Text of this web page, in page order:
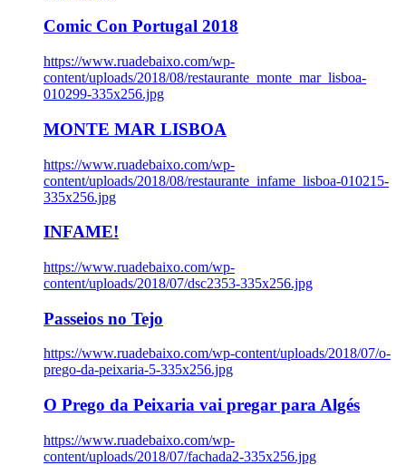
Comic Con Portugal 2018
https://www.ruadebaixo.com/wp-
content/uploads/2018/08/restaurante_monte_mar_lisboa-
010299-335x256.jpg
MONTE MAR LISBOA
https://www.ruadebaixo.com/wp-
content/uploads/2018/08/restaurante_infame_lisboa-010215-
335x256.jpg
INFAME!
https://www.ruadebaixo.com/wp-
content/uploads/2018/07/dsc2353-335x256.jpg
Passeios no Tejo
https://www.ruadebaixo.com/wp-content/uploads/2018/07/o-
prego-da-peixaria-5-335x256.jpg
O Prego da Peixaria vai pregar para Algés
https://www.ruadebaixo.com/wp-
content/uploads/2018/07/fachada2-335x256.jpg